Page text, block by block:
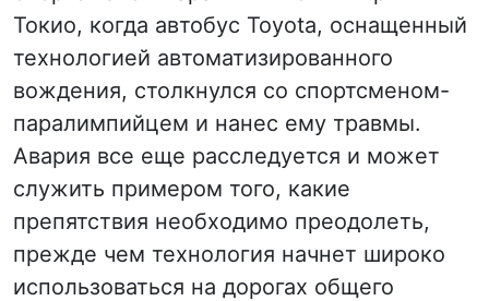
Токио, когда автобус Toyota, оснащенный
технологией автоматизированного
вождения, столкнулся со спортсменом-
паралимпийцем и нанес ему травмы.
Авария все еще расследуется и может
служить примером того, какие
препятствия необходимо преодолеть,
прежде чем технология начнет широко
использоваться на дорогах общего